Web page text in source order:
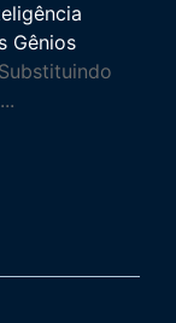
Gênios